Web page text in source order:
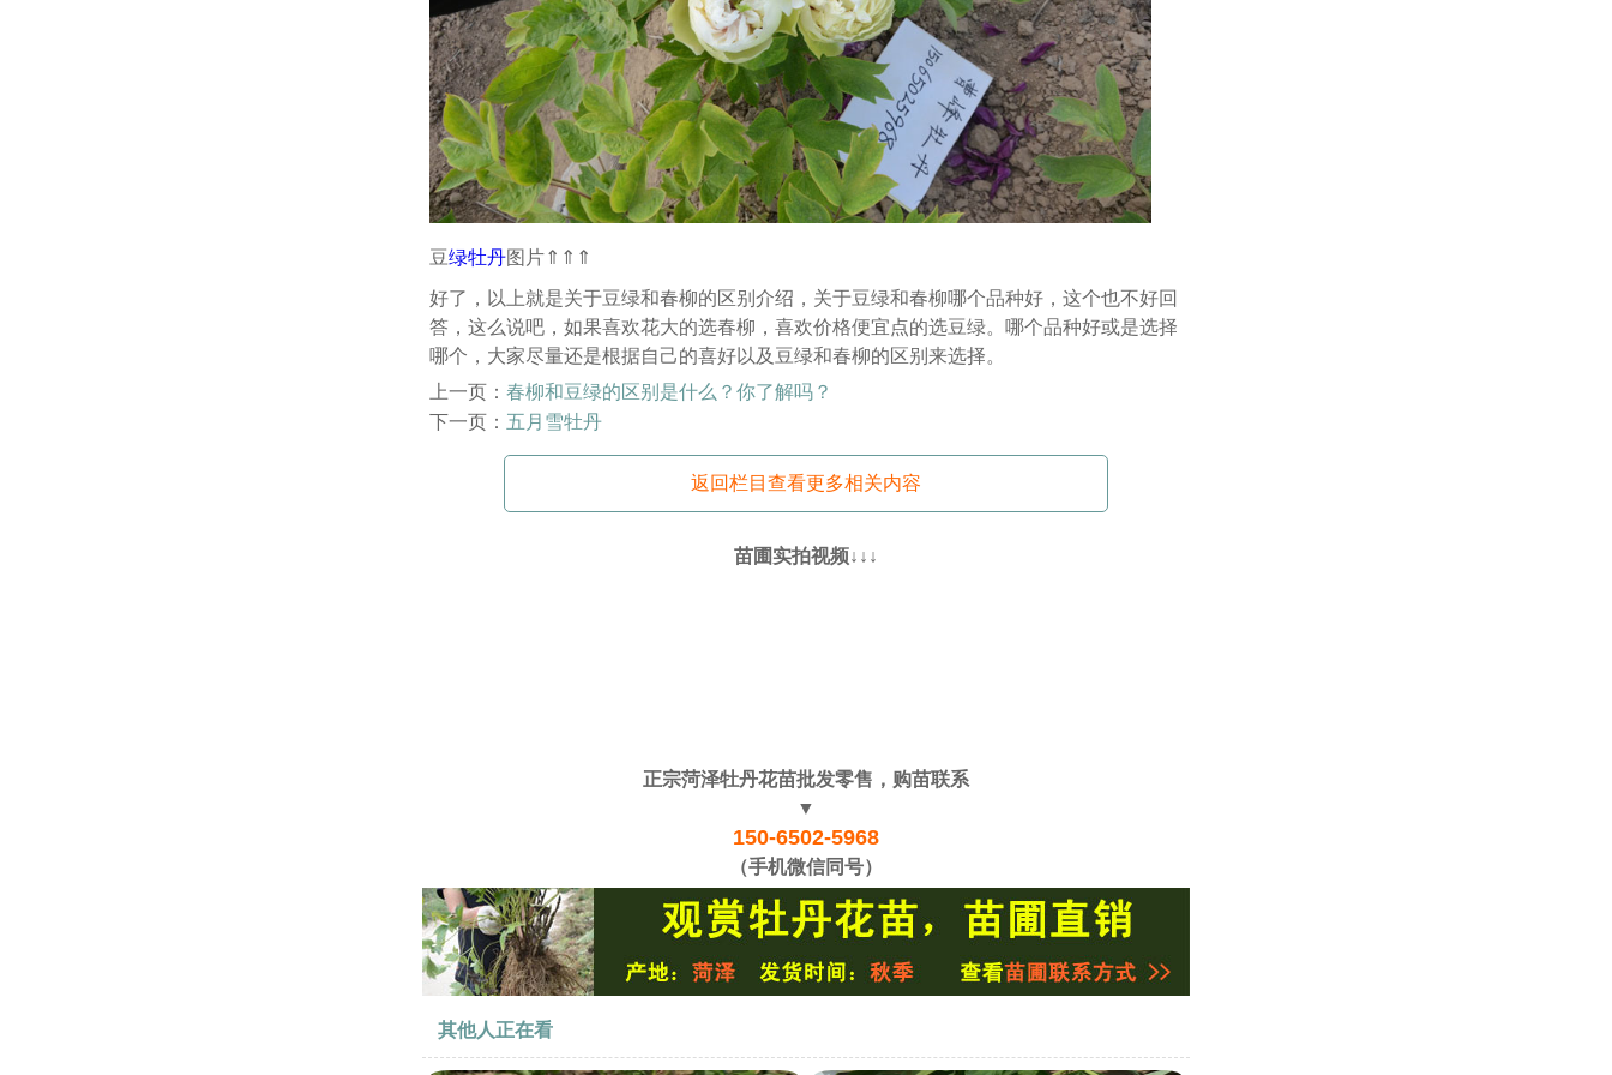
豆绿牡丹图片⇑⇑⇑
好了，以上就是关于豆绿和春柳的区别介绍，关于豆绿和春柳哪个品种好，这个也不好回
答，这么说吧，如果喜欢花大的选春柳，喜欢价格便宜点的选豆绿。哪个品种好或是选择
哪个，大家尽量还是根据自己的喜好以及豆绿和春柳的区别来选择。
上一页：春柳和豆绿的区别是什么？你了解吗？
下一页： 五月雪牡丹
返回栏目查看更多相关内容
苗圃实拍视频↓↓↓
正宗菏泽牡丹花苗批发零售，购苗联系
▼
150-6502-5968
（手机微信同号）
其他人正在看